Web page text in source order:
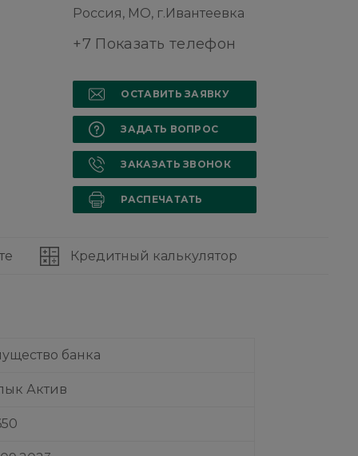
Россия, МО, г.Ивантеевка
+7 Показать телефон
ОСТАВИТЬ ЗАЯВКУ
ЗАДАТЬ ВОПРОС
ЗАКАЗАТЬ ЗВОНОК
РАСПЕЧАТАТЬ
Кредитный калькулятор
банка
Актив